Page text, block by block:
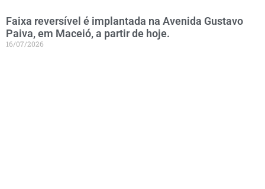
Faixa reversível é implantada na Avenida Gustavo
Paiva, em Maceió, a partir de hoje.
16/07/2026